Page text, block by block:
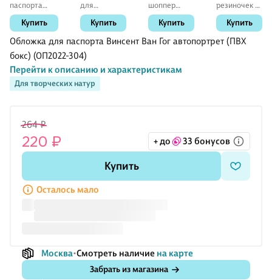
Для творческих натур
Обложка для паспорта Винсент Ван Гог автопортрет (ПВХ
бокс) (ОП2022-304)
Перейти к описанию и характеристикам
паспорта
Винсент Ван
Гог Цветущие
ветки
(ПВХ бокс)
(12-999-27-
548)
Купить
для
паспорта
Винсент Ван
Гог Звездная
ночь (ПВХ
бокс) (12-
999-27-549)
Купить
шоппер
плюшевая
Зайчик с
ушками
ZhenPin-
Купить
резиночек в
коробочке-
пончике (30
штук)
(пастельные
Купить
264 ₽
220 ₽ + до 33 бонусов
Купить
Осталось мало
Москва Смотреть наличие на карте
Забрать из магазина